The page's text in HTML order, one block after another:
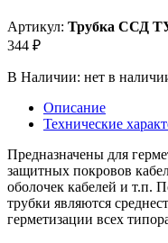
Артикул: Трубка ССД
344 ₽
В Наличии: нет в
Описание
Технические
Предназначены для
защитных покровов
оболочек кабелей и т.п.
трубки являются
герметизации всех